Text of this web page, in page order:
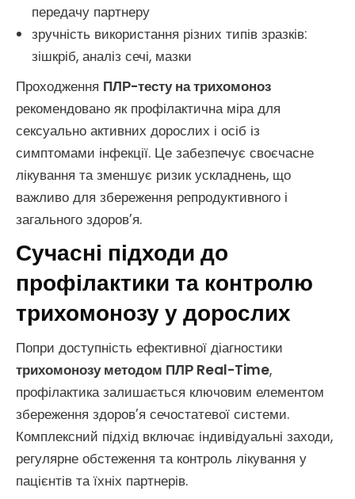
передачу партнеру
зручність використання різних типів зразків:
зішкріб, аналіз сечі, мазки
Проходження ПЛР-тесту на трихомоноз
рекомендовано як профілактична міра для
сексуально активних дорослих і осіб із
симптомами інфекції. Це забезпечує своєчасне
лікування та зменшує ризик ускладнень, що
важливо для збереження репродуктивного і
загального здоров’я.
Сучасні підходи до
профілактики та контролю
трихомонозу у дорослих
Попри доступність ефективної діагностики
трихомонозу методом ПЛР Real-Time,
профілактика залишається ключовим елементом
збереження здоров’я сечостатевої системи.
Комплексний підхід включає індивідуальні заходи,
регулярне обстеження та контроль лікування у
пацієнтів та їхніх партнерів.